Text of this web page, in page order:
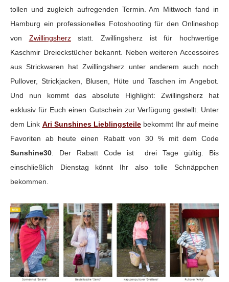
tollen und zugleich aufregenden Termin. Am Mittwoch fand in
Hamburg ein professionelles Fotoshooting für den Onlineshop
von Zwillingsherzstatt. Zwillingsherz ist für hochwertige
Kaschmir Dreieckstücher bekannt. Neben weiteren Accessoires
aus Strickwaren hat Zwillingsherz unter anderem auch noch
Pullover, Strickjacken, Blusen, Hüte und Taschen im Angebot.
Und nun kommt das absolute Highlight: Zwillingsherz hat
exklusiv für Euch einen Gutschein zur Verfügung gestellt. Unter
dem Link Ari Sunshines Lieblingsteile bekommt Ihr auf meine
Favoriten ab heute einen Rabatt von 30 % mit dem Code
Sunshine30. Der Rabatt Code ist drei Tage gültig. Bis
einschließlich Dienstag könnt Ihr also tolle Schnäppchen
bekommen.